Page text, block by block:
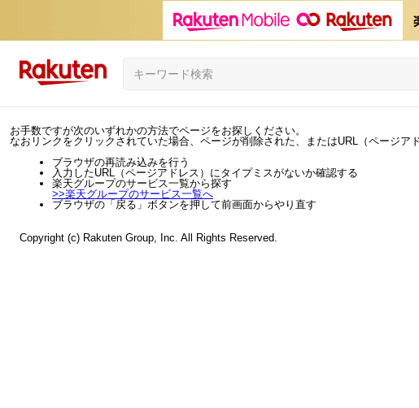
お手数ですが次のいずれかの方法でページをお探しください。
なおリンクをクリックされていた場合、ページが削除された、またはURL（ページア
ブラウザの再読み込みを行う
入力したURL（ページアドレス）にタイプミスがないか確認する
楽天グループのサービス一覧から探す
>>楽天グループのサービス一覧へ
ブラウザの「戻る」ボタンを押して前画面からやり直す
Copyright (c) Rakuten Group, Inc. All Rights Reserved.